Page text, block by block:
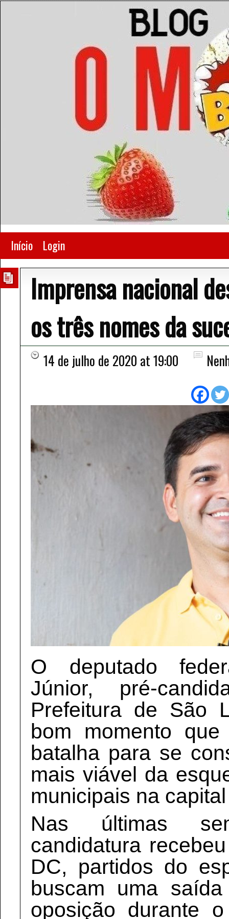
Início Login
Imprensa nacional
os três nomes da
14 de julho de 2020 at 19:00
O deputado
Júnior, pré-
Prefeitura de São
bom momento
batalha para se
mais viável da
municipais na
Nas últimas
candidatura
DC, partidos do
buscam uma
oposição durante